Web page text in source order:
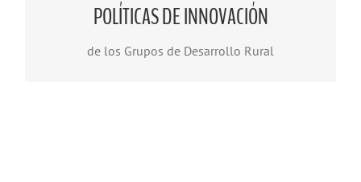
POLÍTICAS DE INNOVACIÓN
de los Grupos de Desarrollo Rural
Descargar Documento